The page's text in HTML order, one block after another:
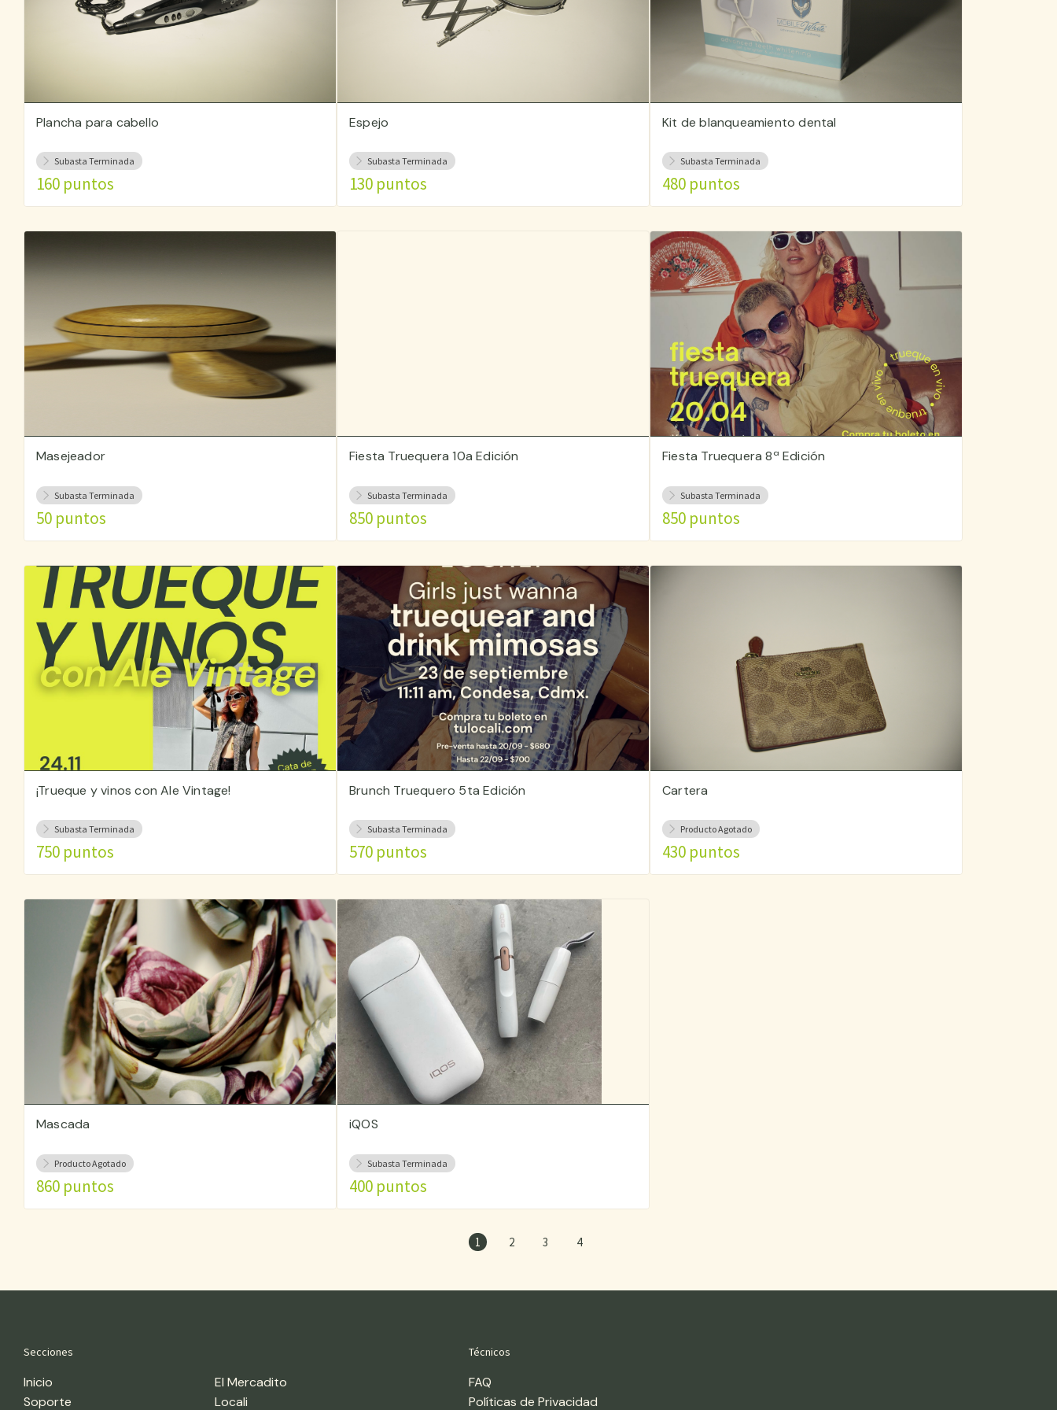
Plancha para cabello
Subasta Terminada
160 puntos
Espejo
Subasta Terminada
130 puntos
Kit de blanqueamiento dental
Subasta Terminada
480 puntos
Masejeador
Subasta Terminada
50 puntos
Fiesta Truequera 10a Edición
Subasta Terminada
850 puntos
Fiesta Truequera 8ª Edición
Subasta Terminada
850 puntos
¡Trueque y vinos con Ale Vintage!
Subasta Terminada
750 puntos
Brunch Truequero 5ta Edición
Subasta Terminada
570 puntos
Cartera
Producto Agotado
430 puntos
Mascada
Producto Agotado
860 puntos
iQOS
Subasta Terminada
400 puntos
1 2 3 4
Secciones
Inicio
El Mercadito
Soporte
Locali
Técnicos
FAQ
Políticas de Privacidad